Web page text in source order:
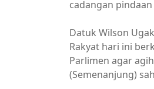
cadangan
Datuk Wilson
Rakyat hari ini
Parlimen agar
(Semenanjung)